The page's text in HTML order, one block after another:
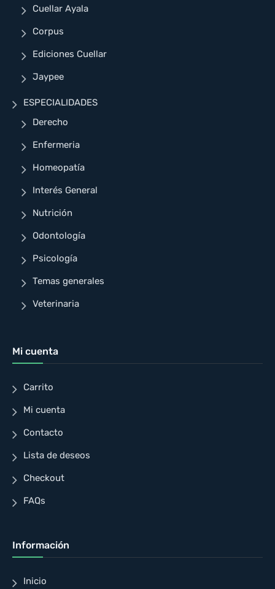
Cuellar Ayala
Corpus
Ediciones Cuellar
Jaypee
ESPECIALIDADES
Derecho
Enfermeria
Homeopatía
Interés General
Nutrición
Odontología
Psicología
Temas generales
Veterinaria
Mi cuenta
Carrito
Mi cuenta
Contacto
Lista de deseos
Checkout
FAQs
Información
Inicio